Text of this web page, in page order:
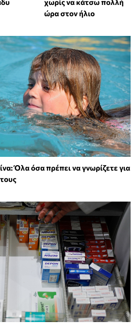
χωρίς να κάτσω πολλή
ώρα στον ήλιο
Όλα όσα πρέπει να γνωρίζετε για